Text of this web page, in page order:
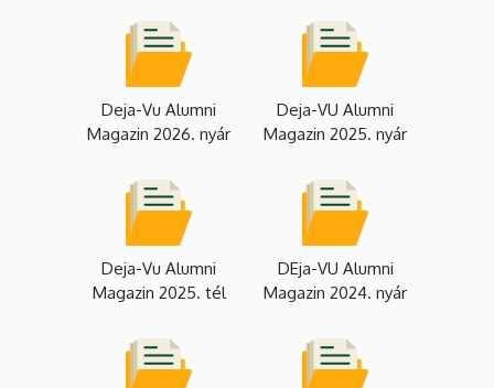
Deja-Vu Alumni
Magazin 2026. nyár
Deja-VU Alumni
Magazin 2025. nyár
Deja-Vu Alumni
Magazin 2025. tél
DEja-VU Alumni
Magazin 2024. nyár